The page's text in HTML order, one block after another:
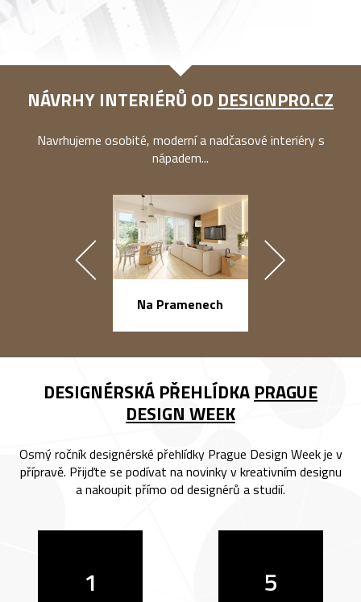
NÁVRHY INTERIÉRŮ OD DESIGNPRO.CZ
Navrhujeme osobité, moderní a nadčasové interiéry s
nápadem...
Na Pramenech
DESIGNÉRSKÁ PŘEHLÍDKA PRAGUE
DESIGN WEEK
Osmý ročník designérské přehlídky Prague Design Week je v
přípravě. Přijďte se podívat na novinky v kreativním designu
a nakoupit přímo od designérů a studií.
1 5